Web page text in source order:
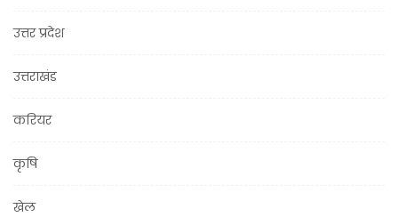
उत्तर प्रदेश
उत्तराखंड
करियर
कृषि
खेल